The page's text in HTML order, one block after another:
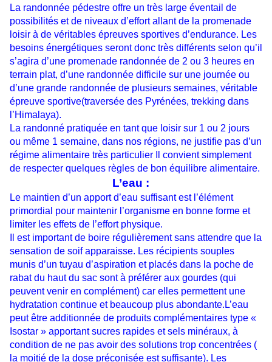
La randonnée pédestre offre un très large éventail de
possibilités et de niveaux d’effort allant de la promenade
loisir à de véritables épreuves sportives d’endurance. Les
besoins énergétiques seront donc très différents selon qu’il
s’agira d’une promenade randonnée de 2 ou 3 heures en
terrain plat, d’une randonnée difficile sur une journée ou
d’une grande randonnée de plusieurs semaines, véritable
épreuve sportive(traversée des Pyrénées, trekking dans
l’Himalaya).
La randonné pratiquée en tant que loisir sur 1 ou 2 jours
ou même 1 semaine, dans nos régions, ne justifie pas d’un
régime alimentaire très particulier Il convient simplement
de respecter quelques règles de bon équilibre alimentaire.
L’eau :
Le maintien d’un apport d’eau suffisant est l’élément
primordial pour maintenir l’organisme en bonne forme et
limiter les effets de l’effort physique.
Il est important de boire régulièrement sans attendre que la
sensation de soif apparaisse. Les récipients souples
munis d’un tuyau d’aspiration et placés dans la poche de
rabat du haut du sac sont à préférer aux gourdes (qui
peuvent venir en complément) car elles permettent une
hydratation continue et beaucoup plus abondante.L’eau
peut être additionnée de produits complémentaires type «
Isostar » apportant sucres rapides et sels minéraux, à
condition de ne pas avoir des solutions trop concentrées (
la moitié de la dose préconisée est suffisante). Les